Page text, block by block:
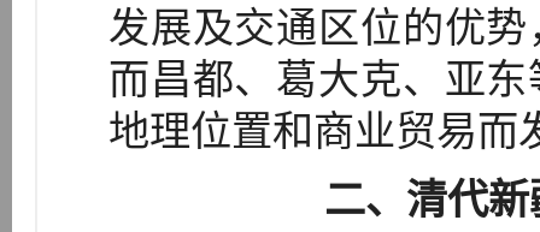
发展及交通区位的优
而昌都、葛大克、亚
地理位置和商业贸易而
二、清代